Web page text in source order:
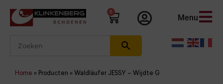
0
Menu
Home » Producten » Waldläufer JESSY – Wijdte G